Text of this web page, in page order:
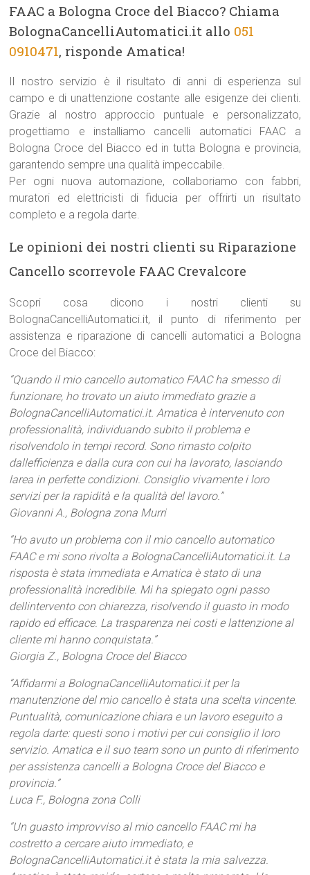
FAAC a Bologna Croce del Biacco? Chiama
BolognaCancelliAutomatici.it allo 051
0910471, risponde Amatica!
Il nostro servizio è il risultato di anni di esperienza sul
campo e di unattenzione costante alle esigenze dei clienti.
Grazie al nostro approccio puntuale e personalizzato,
progettiamo e installiamo cancelli automatici FAAC a
Bologna Croce del Biacco ed in tutta Bologna e provincia,
garantendo sempre una qualità impeccabile.
Per ogni nuova automazione, collaboriamo con fabbri,
muratori ed elettricisti di fiducia per offrirti un risultato
completo e a regola darte.
Le opinioni dei nostri clienti su Riparazione
Cancello scorrevole FAAC Crevalcore
Scopri cosa dicono i nostri clienti su
BolognaCancelliAutomatici.it, il punto di riferimento per
assistenza e riparazione di cancelli automatici a Bologna
Croce del Biacco:
“Quando il mio cancello automatico FAAC ha smesso di
funzionare, ho trovato un aiuto immediato grazie a
BolognaCancelliAutomatici.it. Amatica è intervenuto con
professionalità, individuando subito il problema e
risolvendolo in tempi record. Sono rimasto colpito
dallefficienza e dalla cura con cui ha lavorato, lasciando
larea in perfette condizioni. Consiglio vivamente i loro
servizi per la rapidità e la qualità del lavoro.”
Giovanni A., Bologna zona Murri
“Ho avuto un problema con il mio cancello automatico
FAAC e mi sono rivolta a BolognaCancelliAutomatici.it. La
risposta è stata immediata e Amatica è stato di una
professionalità incredibile. Mi ha spiegato ogni passo
dellintervento con chiarezza, risolvendo il guasto in modo
rapido ed efficace. La trasparenza nei costi e lattenzione al
cliente mi hanno conquistata.”
Giorgia Z., Bologna Croce del Biacco
“Affidarmi a BolognaCancelliAutomatici.it per la
manutenzione del mio cancello è stata una scelta vincente.
Puntualità, comunicazione chiara e un lavoro eseguito a
regola darte: questi sono i motivi per cui consiglio il loro
servizio. Amatica e il suo team sono un punto di riferimento
per assistenza cancelli a Bologna Croce del Biacco e
provincia.”
Luca F., Bologna zona Colli
“Un guasto improvviso al mio cancello FAAC mi ha
costretto a cercare aiuto immediato, e
BolognaCancelliAutomatici.it è stata la mia salvezza.